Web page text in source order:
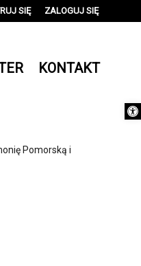
SIĘ ZALOGUJ SIĘ
14
KONTAKT
Pomorską i